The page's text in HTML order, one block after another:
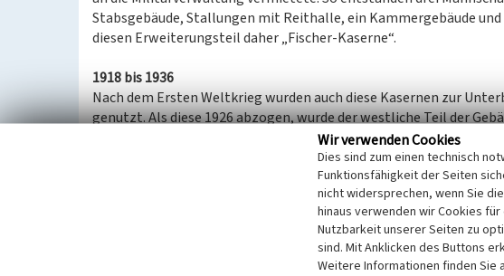
Stabsgebäude, Stallungen mit Reithalle, ein Kammergebäude
diesen Erweiterungsteil daher „Fischer-Kaserne“.
1918 bis 1936
Nach dem Ersten Weltkrieg wurden auch diese Kasernen zur
genutzt. Als diese 1926 abzogen, wurde der westliche Teil der
vermietet, die dort Einfachwohnungen herrichtete, um die
Wohnungsnot zu beheben. In der Fischer-Kaserne (östlicher
Instandsetzung von altem Hausrat. Aber auch hier fanden
Diese Notunterkünfte blieben zum Teil als massiver sozialer
bestehen. Insbesondere die Auseinandersetzungen zwischen
Wir verwenden Cookies
Dies sind zum einen technisch
Funktionsfähigkeit der Seiten
nicht widersprechen, wenn Sie
hinaus verwenden wir Cookies
Nutzbarkeit unserer Seiten zu
sind. Mit Anklicken des Buttons
Weitere Informationen finden Sie